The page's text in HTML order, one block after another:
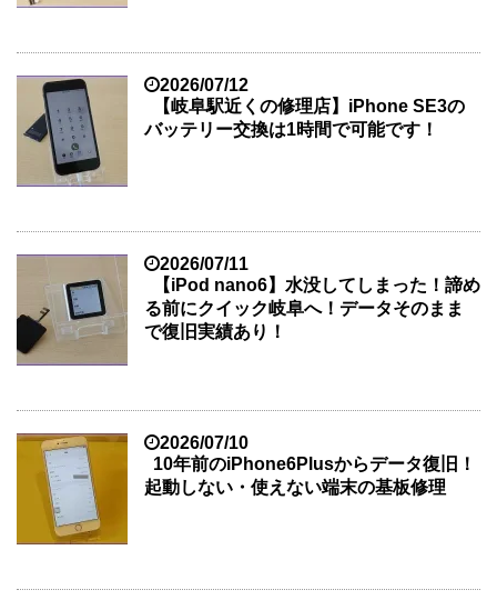
2026/07/12
【岐阜駅近くの修理店】iPhone SE3の
バッテリー交換は1時間で可能です！
2026/07/11
【iPod nano6】水没してしまった！諦め
る前にクイック岐阜へ！データそのまま
で復旧実績あり！
2026/07/10
10年前のiPhone6Plusからデータ復旧！
起動しない・使えない端末の基板修理